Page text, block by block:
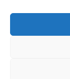
Sie können die
verhindern,
Opt-Out-